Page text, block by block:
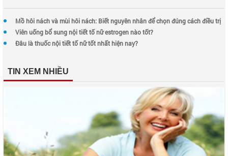
Mồ hôi nách và mùi hôi nách: Biết nguyên nhân để chọn đúng cách điều trị
Viên uống bổ sung nội tiết tố nữ estrogen nào tốt?
Đâu là thuốc nội tiết tố nữ tốt nhất hiện nay?
TIN XEM NHIỀU